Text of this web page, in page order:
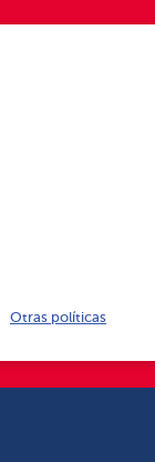
Otras políticas